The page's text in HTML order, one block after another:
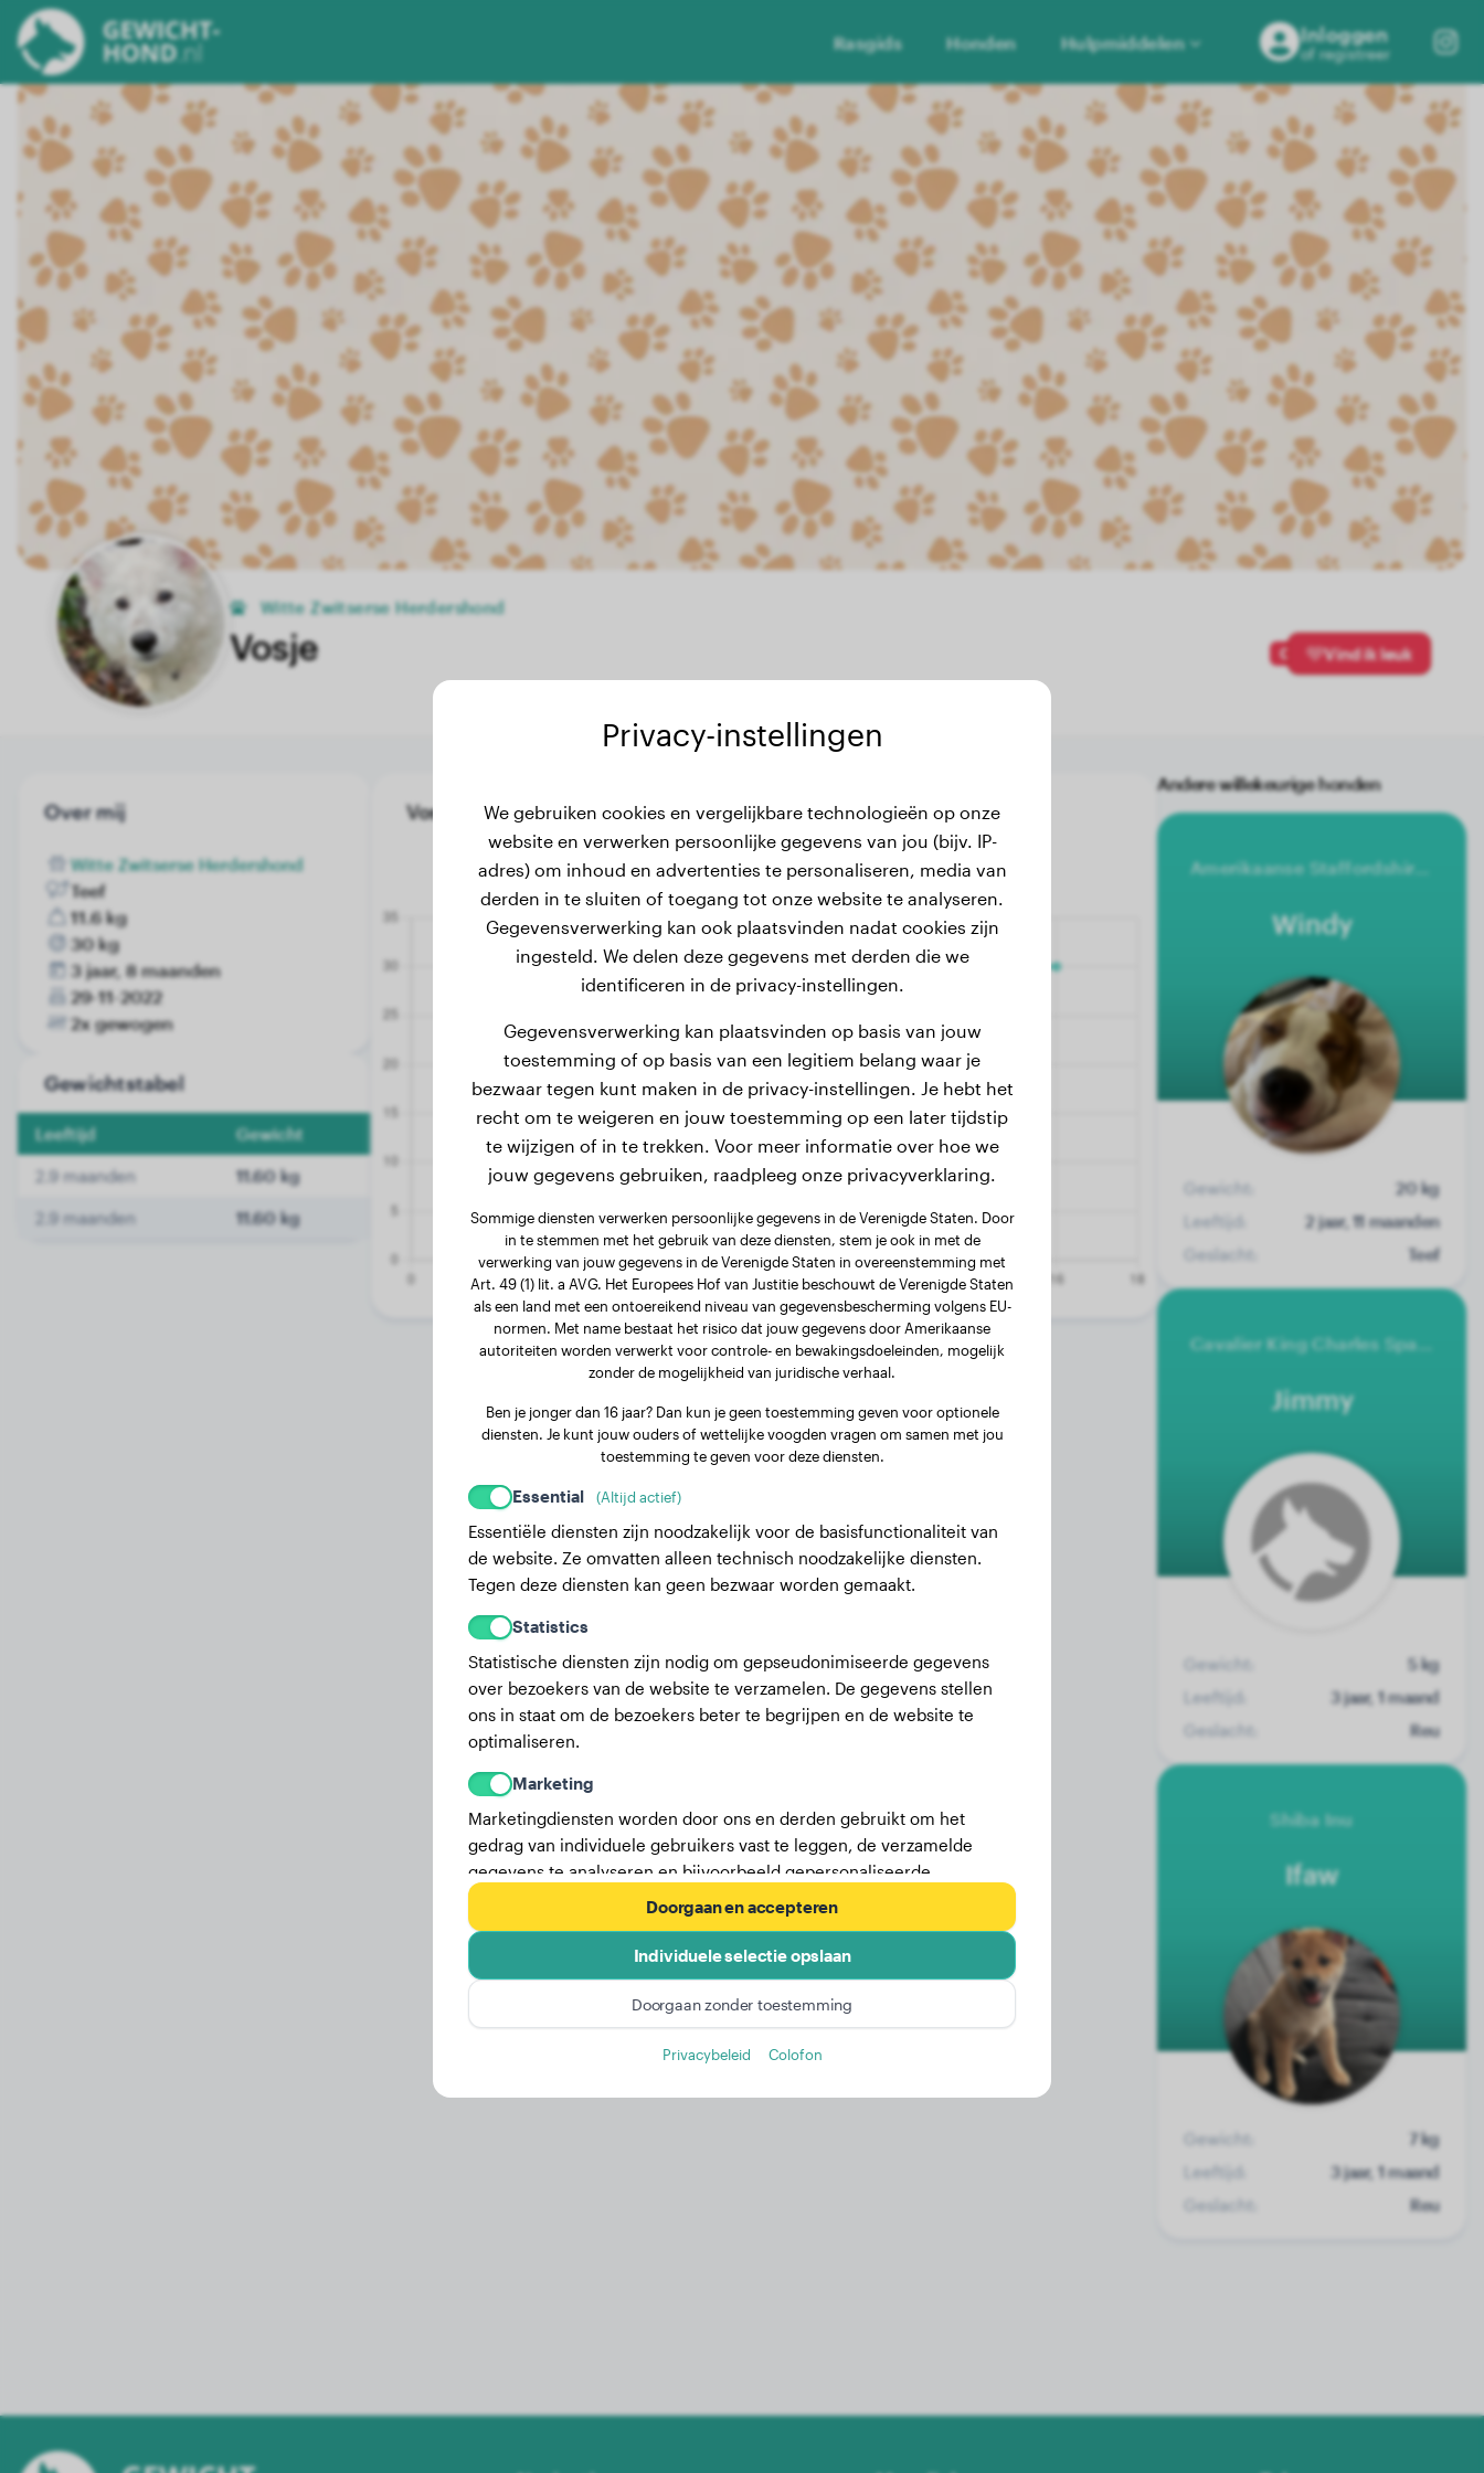
Rasgids Honden Hulpmiddelen Inloggen
of registreer
Witte Zwitserse Herdershond
Vosje 0 Vind ik leuk
Over mij
Witte Zwitserse Herdershond
Teef
11.6 kg
30 kg
3 jaar, 8 maanden
29-11-2022
2x gewogen
Gewichtstabel
Leeftijd Gewicht
2.9 maanden 11.60 kg
2.9 maanden 11.60 kg
Vosje's gewichtsgeschiedenis
Andere willekeurige honden
Windy
Gewicht:
20 kg
Leeftijd:
2 jaar, 11 maanden
Geslacht:
Teef
Cavalier King Charles Spaniel
Jimmy
Gewicht:
5 kg
Leeftijd:
3 jaar, 1 maand
Geslacht:
Reu
Shiba Inu
Ifaw
Gewicht:
7 kg
Leeftijd:
3 jaar, 1 maand
Geslacht:
Reu
Privacy-instellingen
We gebruiken cookies en vergelijkbare technologieën op onze
website en verwerken persoonlijke gegevens van jou (bijv. IP-
adres) om inhoud en advertenties te personaliseren, media van
derden in te sluiten of toegang tot onze website te analyseren.
Gegevensverwerking kan ook plaatsvinden nadat cookies zijn
ingesteld. We delen deze gegevens met derden die we
identificeren in de privacy-instellingen.
Gegevensverwerking kan plaatsvinden op basis van jouw
toestemming of op basis van een legitiem belang waar je
bezwaar tegen kunt maken in de privacy-instellingen. Je hebt het
recht om te weigeren en jouw toestemming op een later tijdstip
te wijzigen of in te trekken. Voor meer informatie over hoe we
jouw gegevens gebruiken, raadpleeg onze privacyverklaring.
Sommige diensten verwerken persoonlijke gegevens in de Verenigde Staten. Door
in te stemmen met het gebruik van deze diensten, stem je ook in met de
verwerking van jouw gegevens in de Verenigde Staten in overeenstemming met
Art. 49 (1) lit. a AVG. Het Europees Hof van Justitie beschouwt de Verenigde Staten
als een land met een ontoereikend niveau van gegevensbescherming volgens EU-
normen. Met name bestaat het risico dat jouw gegevens door Amerikaanse
autoriteiten worden verwerkt voor controle- en bewakingsdoeleinden, mogelijk
zonder de mogelijkheid van juridische verhaal.
Ben je jonger dan 16 jaar? Dan kun je geen toestemming geven voor optionele
diensten. Je kunt jouw ouders of wettelijke voogden vragen om samen met jou
toestemming te geven voor deze diensten.
Essential (Altijd actief)
Essentiële diensten zijn noodzakelijk voor de basisfunctionaliteit van
de website. Ze omvatten alleen technisch noodzakelijke diensten.
Tegen deze diensten kan geen bezwaar worden gemaakt.
Statistics
Statistische diensten zijn nodig om gepseudonimiseerde gegevens
over bezoekers van de website te verzamelen. De gegevens stellen
ons in staat om de bezoekers beter te begrijpen en de website te
optimaliseren.
Marketing
Marketingdiensten worden door ons en derden gebruikt om het
gedrag van individuele gebruikers vast te leggen, de verzamelde
gegevens te analyseren en bijvoorbeeld gepersonaliseerde
advertenties weer te geven. Deze diensten stellen ons in staat om
gebruikers te volgen over meerdere websites.
Hier vind je een lijst met onze advertentiepartners.
Meer informatie in onze privacyverklaring
Doorgaan en accepteren
Individuele selectie opslaan
Doorgaan zonder toestemming
Privacybeleid Colofon